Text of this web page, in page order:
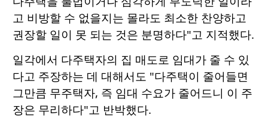
고 비방할 수 없을지는 몰라도 최소한 찬양하고
권장할 일이 못 되는 것은 분명하다"고 지적했다.
일각에서 다주택자의 집 매도로 임대가 줄 수 있
다고 주장하는 데 대해서도 "다주택이 줄어들면
그만큼 무주택자, 즉 임대 수요가 줄어드니 이 주
장은 무리하다"고 반박했다.